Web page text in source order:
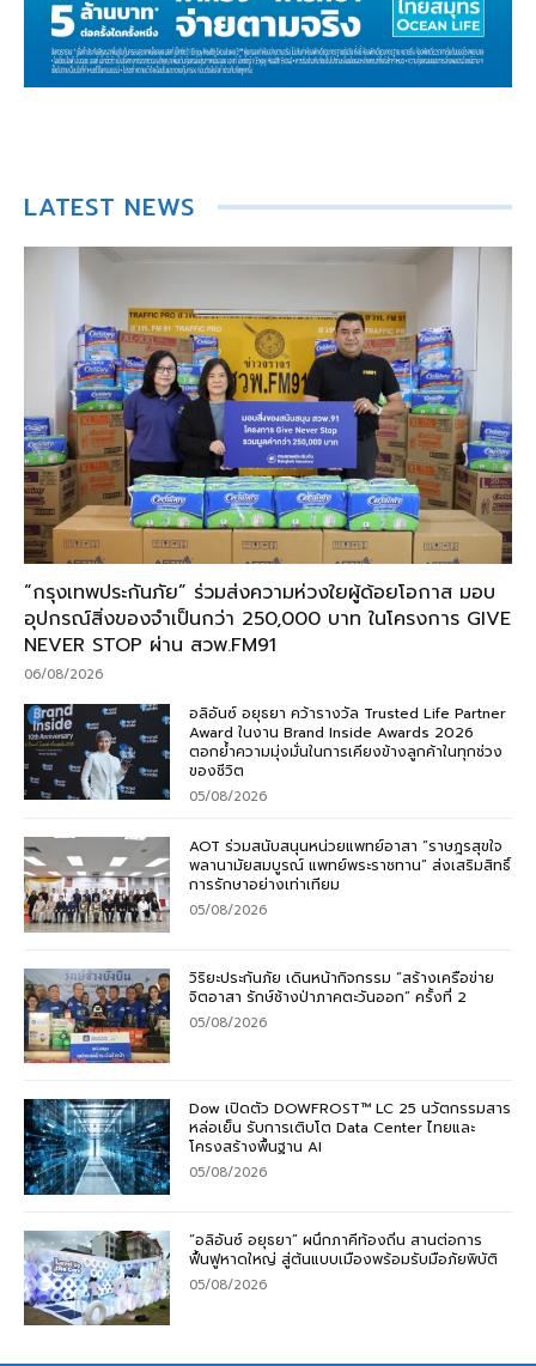
LATEST NEWS
“กรุงเทพประกันภัย” ร่วมส่งความห่วงใยผู้ด้อยโอกาส มอบ
อุปกรณ์สิ่งของจำเป็นกว่า 250,000 บาท ในโครงการ GIVE
NEVER STOP ผ่าน สวพ.FM91
06/08/2026
อลิอันซ์ อยุธยา คว้ารางวัล Trusted Life Partner
Award ในงาน Brand Inside Awards 2026
ตอกย้ำความมุ่งมั่นในการเคียงข้างลูกค้าในทุกช่วง
ของชีวิต
05/08/2026
AOT ร่วมสนับสนุนหน่วยแพทย์อาสา “ราษฎรสุขใจ
พลานามัยสมบูรณ์ แพทย์พระราชทาน” ส่งเสริมสิทธิ์
การรักษาอย่างเท่าเทียม
05/08/2026
วิริยะประกันภัย เดินหน้ากิจกรรม “สร้างเครือข่าย
จิตอาสา รักษ์ช้างป่าภาคตะวันออก” ครั้งที่ 2
05/08/2026
Dow เปิดตัว DOWFROST™ LC 25 นวัตกรรมสาร
หล่อเย็น รับการเติบโต Data Center ไทยและ
โครงสร้างพื้นฐาน AI
05/08/2026
“อลิอันซ์ อยุธยา” ผนึกภาคีท้องถิ่น สานต่อการ
ฟื้นฟูหาดใหญ่ สู่ต้นแบบเมืองพร้อมรับมือภัยพิบัติ
05/08/2026